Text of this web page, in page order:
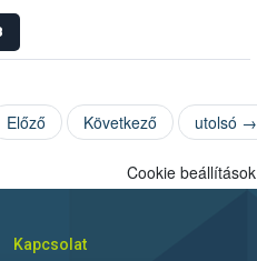
résztvevői
Előző Következő utolsó →
Cookie beállítások
Kapcsolat